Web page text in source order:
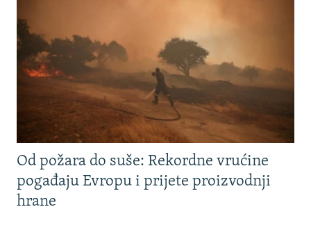
Od požara do suše: Rekordne vrućine
pogađaju Evropu i prijete proizvodnji
hrane